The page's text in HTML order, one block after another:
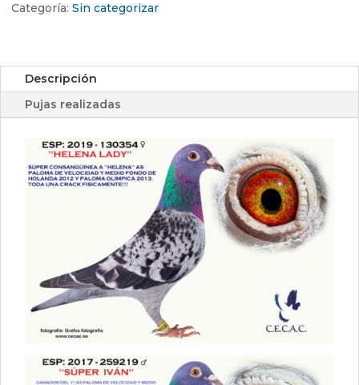
Categoría: Sin categorizar
Descripción
Pujas realizadas